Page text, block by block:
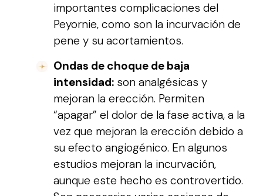
importantes complicaciones del
Peyornie, como son la incurvación de
pene y su acortamientos.
Ondas de choque de baja
intensidad:son analgésicas y
mejoran la erección. Permiten
“apagar” el dolor de la fase activa, a la
vez que mejoran la erección debido a
su efecto angiogénico. En algunos
estudios mejoran la incurvación,
aunque este hecho es controvertido.